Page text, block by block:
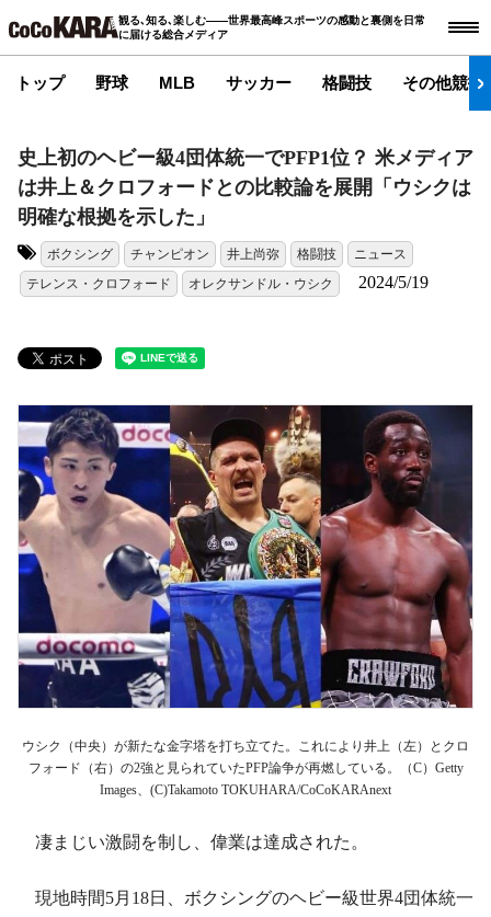
観る､知る､楽しむ――世界最高峰スポーツの感動と裏側を日常
に届ける総合メディア
トップ 野球 MLB サッカー 格闘技 その他競技
史上初のヘビー級4団体統一でPFP1位？ 米メディア
は井上＆クロフォードとの比較論を展開「ウシクは
明確な根拠を示した」
ボクシング チャンピオン 井上尚弥 格闘技
ニュース
テレンス・クロフォード
オレクサンドル・ウシク 2024/5/19
ウシク（中央）が新たな金字塔を打ち立てた。これにより井上（左）とクロ
フォード（右）の2強と見られていたPFP論争が再燃している。（C）Getty
Images、(C)Takamoto TOKUHARA/CoCoKARAnext
凄まじい激闘を制し、偉業は達成された。
現地時間5月18日、ボクシングのヘビー級世界4団体統一